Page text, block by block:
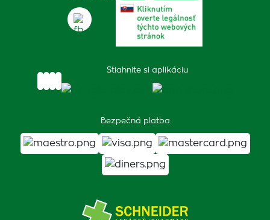
Stiahnite si aplikáciu
Bezpečná platba